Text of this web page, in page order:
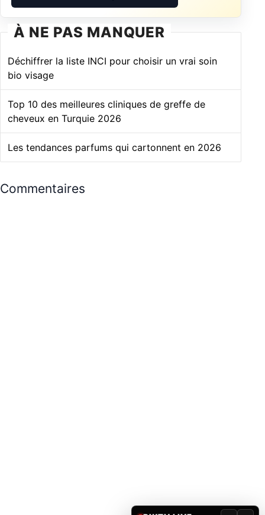
À NE PAS MANQUER
Déchiffrer la liste INCI pour choisir un vrai soin
bio visage
Top 10 des meilleures cliniques de greffe de
cheveux en Turquie 2026
Les tendances parfums qui cartonnent en 2026
Commentaires